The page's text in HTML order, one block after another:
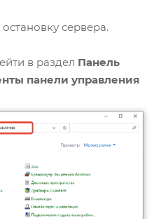
сервера.
в раздел Панель
панели управления